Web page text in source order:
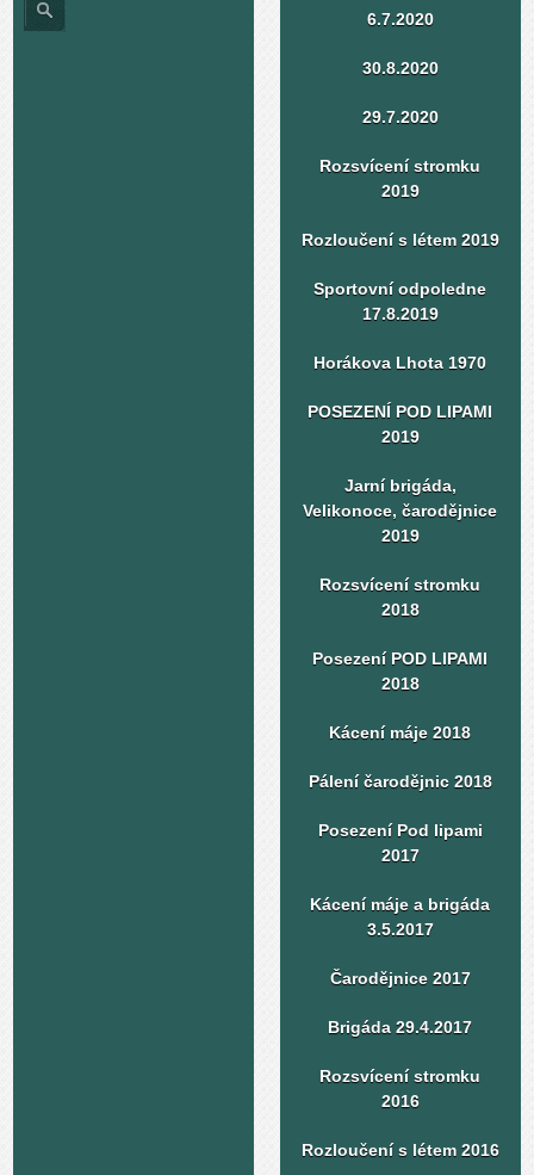
6.7.2020
30.8.2020
29.7.2020
Rozsvícení stromku
2019
Rozloučení s létem 2019
Sportovní odpoledne
17.8.2019
Horákova Lhota 1970
POSEZENÍ POD LIPAMI
2019
Jarní brigáda,
Velikonoce, čarodějnice
2019
Rozsvícení stromku
2018
Posezení POD LIPAMI
2018
Kácení máje 2018
Pálení čarodějnic 2018
Posezení Pod lipami
2017
Kácení máje a brigáda
3.5.2017
Čarodějnice 2017
Brigáda 29.4.2017
Rozsvícení stromku
2016
Rozloučení s létem 2016